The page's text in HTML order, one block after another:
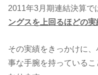
2011年3月期連結決算で
ングスを上回るほどの実
その実績をきっかけに
事な手腕を持っている